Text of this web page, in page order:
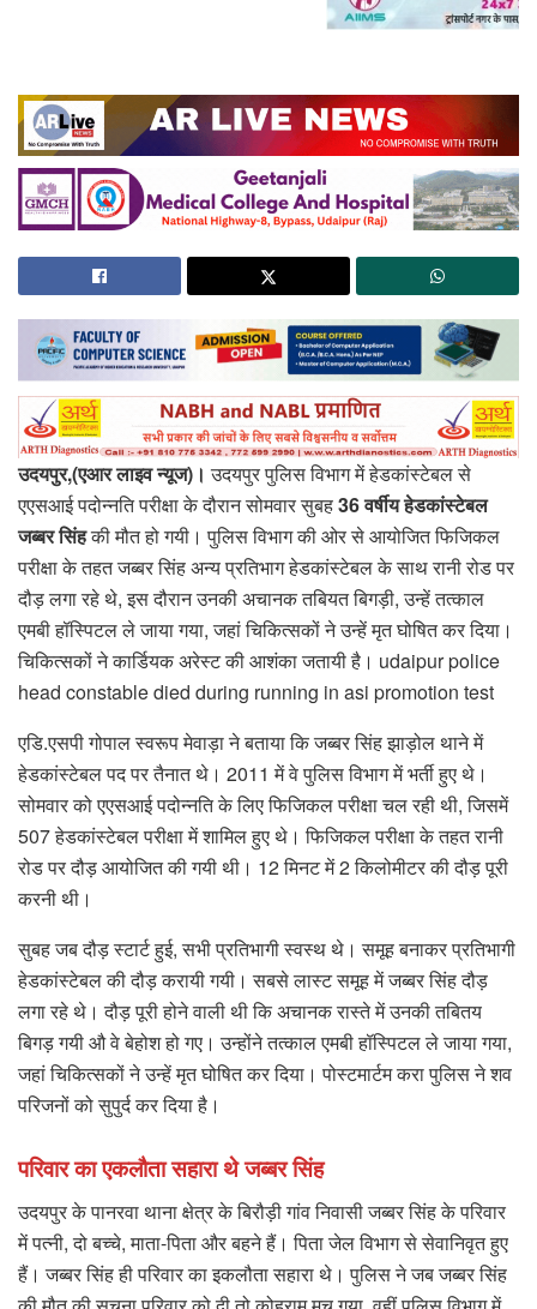
उदयपुर,(एआर लाइव न्यूज)। उदयपुर पुलिस विभाग में हेडकांस्टेबल से
एएसआई पदोन्नति परीक्षा के दौरान सोमवार सुबह36 वर्षीय हेडकांस्टेबल
जब्बर सिंहकी मौत हो गयी। पुलिस विभाग की ओर से आयोजित फिजिकल
परीक्षा के तहत जब्बर सिंह अन्य प्रतिभाग हेडकांस्टेबल के साथ रानी रोड पर
दौड़ लगा रहे थे, इस दौरान उनकी अचानक तबियत बिगड़ी, उन्हें तत्काल
एमबी हॉस्पिटल ले जाया गया, जहां चिकित्सकों ने उन्हें मृत घोषित कर दिया।
चिकित्सकों ने कार्डियक अरेस्ट की आशंका जतायी है। udaipur police
head constable died during running in asi promotion test
एडि.एसपी गोपाल स्वरूप मेवाड़ा ने बताया कि जब्बर सिंह झाड़ोल थाने में
हेडकांस्टेबल पद पर तैनात थे। 2011 में वे पुलिस विभाग में भर्ती हुए थे।
सोमवार को एएसआई पदोन्नति के लिए फिजिकल परीक्षा चल रही थी, जिसमें
507 हेडकांस्टेबल परीक्षा में शामिल हुए थे। फिजिकल परीक्षा के तहत रानी
रोड पर दौड़ आयोजित की गयी थी। 12 मिनट में 2 किलोमीटर की दौड़ पूरी
करनी थी।
सुबह जब दौड़ स्टार्ट हुई, सभी प्रतिभागी स्वस्थ थे। समूह बनाकर प्रतिभागी
हेडकांस्टेबल की दौड़ करायी गयी। सबसे लास्ट समूह में जब्बर सिंह दौड़
लगा रहे थे। दौड़ पूरी होने वाली थी कि अचानक रास्ते में उनकी तबितय
बिगड़ गयी औ वे बेहोश हो गए। उन्होंने तत्काल एमबी हॉस्पिटल ले जाया गया,
जहां चिकित्सकों ने उन्हें मृत घोषित कर दिया। पोस्टमार्टम करा पुलिस ने शव
परिजनों को सुपुर्द कर दिया है।
परिवार का एकलौता सहारा थे जब्बर सिंह
उदयपुर के पानरवा थाना क्षेत्र के बिरौड़ी गांव निवासी जब्बर सिंह के परिवार
में पत्नी, दो बच्चे, माता-पिता और बहने हैं। पिता जेल विभाग से सेवानिवृत हुए
हैं। जब्बर सिंह ही परिवार का इकलौता सहारा थे। पुलिस ने जब जब्बर सिंह